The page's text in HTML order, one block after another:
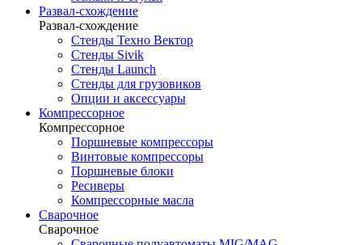
Развал-схождение
Развал-схождение
Стенды Техно Вектор
Стенды Sivik
Стенды Launch
Стенды для грузовиков
Опции и аксессуары
Компрессорное
Компрессорное
Поршневые компрессоры
Винтовые компрессоры
Поршневые блоки
Ресиверы
Компрессорные масла
Сварочное
Сварочное